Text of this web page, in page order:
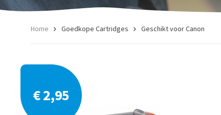
Home Goedkope Cartridges Geschikt voor Canon
€ 2,95